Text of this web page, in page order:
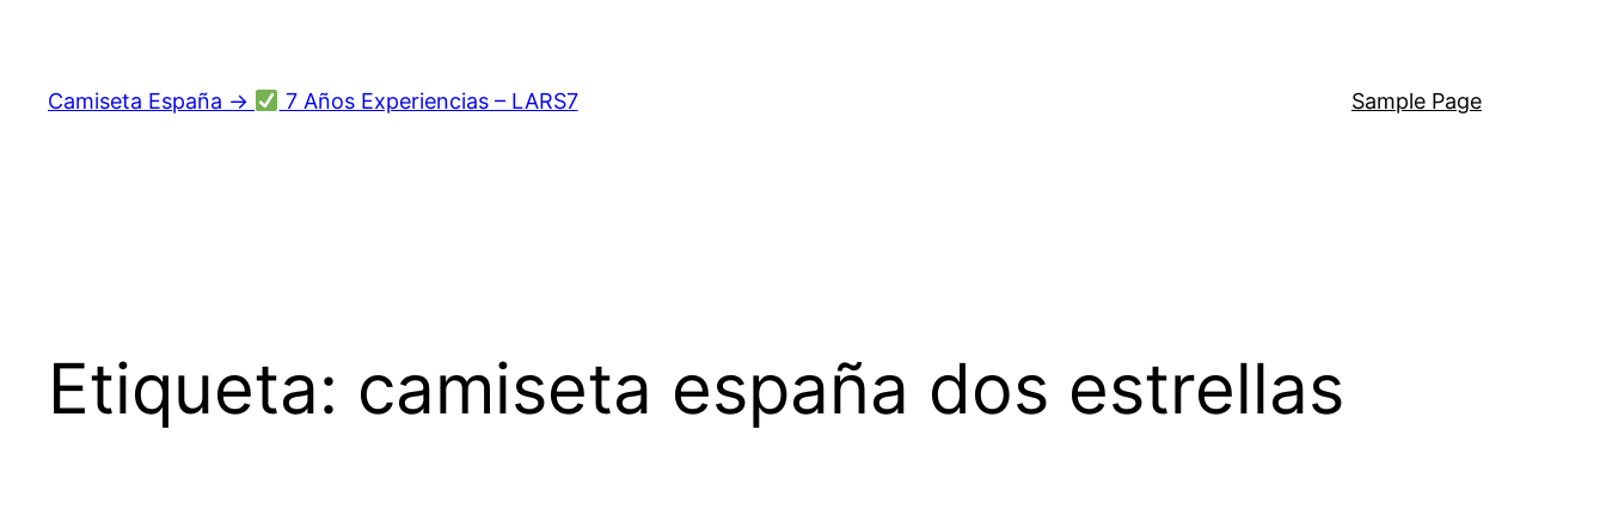
contenido
Camiseta España → 7 Años Experiencias – LARS7 Sample Page
Etiqueta: camiseta españa dos estrellas